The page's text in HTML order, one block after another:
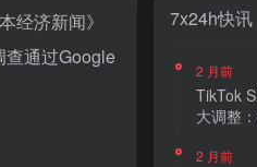
经济新闻》
查通过Google
7x24h快讯
2 月前
TikTok
大调整
2 月前